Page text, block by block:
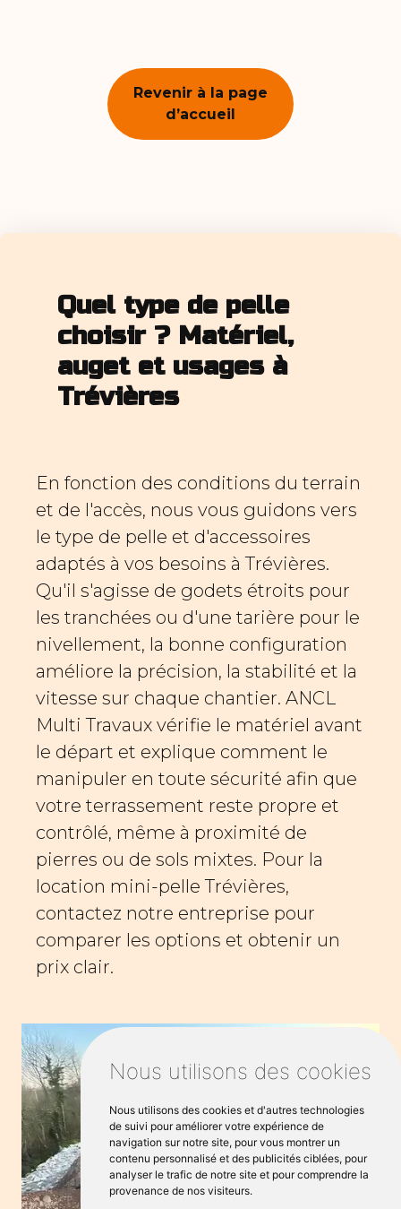
Nous utilisons des cookies
Nous utilisons des cookies et d'autres technologies
de suivi pour améliorer votre expérience de
navigation sur notre site, pour vous montrer un
contenu personnalisé et des publicités ciblées, pour
analyser le trafic de notre site et pour comprendre la
provenance de nos visiteurs.
Revenir à la page
d’accueil
Quel type de pelle
choisir ? Matériel,
auget et usages à
Trévières
En fonction des conditions du terrain
et de l'accès, nous vous guidons vers
le type de pelle et d'accessoires
adaptés à vos besoins à Trévières.
Qu'il s'agisse de godets étroits pour
les tranchées ou d'une tarière pour le
nivellement, la bonne configuration
améliore la précision, la stabilité et la
vitesse sur chaque chantier. ANCL
Multi Travaux vérifie le matériel avant
le départ et explique comment le
manipuler en toute sécurité afin que
votre terrassement reste propre et
contrôlé, même à proximité de
pierres ou de sols mixtes. Pour la
location mini-pelle Trévières,
contactez notre entreprise pour
comparer les options et obtenir un
prix clair.